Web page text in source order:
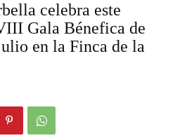
celebra este
Gala Bénefica de
en la Finca de la